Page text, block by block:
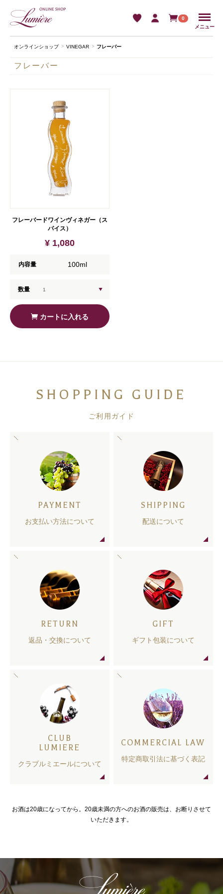
0
メニュー
オンラインショップ VINEGAR フレーバー
フレーバー
フレーバードワインヴィネガー（ス
パイス）
¥ 1,080
内容量 100ml
数量
カートに入れる
SHOPPING GUIDE
ご利用ガイド
PAYMENT
お支払い方法について
SHIPPING
配送について
RETURN
返品・交換について
GIFT
ギフト包装について
CLUB
LUMIERE
クラブルミエールについて
COMMERCIAL LAW
特定商取引法に基づく表記
お酒は20歳になってから。20歳未満の方へのお酒の販売は、お断りさせて
いただきます。